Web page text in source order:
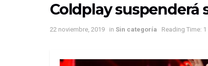
Coldplay suspenderá
22 noviembre, 2019 in Sin categoría Reading Time: 1